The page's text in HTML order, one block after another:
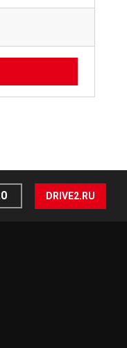
DRIVE2.RU